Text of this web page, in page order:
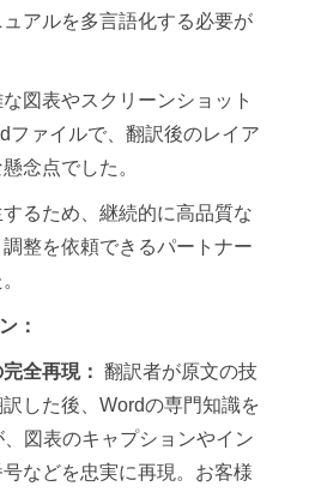
アルを多言語化する必要が
図表やスクリーンショット
ファイルで、翻訳後のレイア
念点でした。
るため、継続的に高品質な
整を依頼できるパートナー
：
全再現： 翻訳者が原文の技
した後、Wordの専門知識を
図表のキャプションやイン
などを忠実に再現。お客様